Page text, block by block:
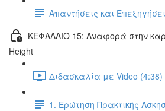
Απαντήσεις και
ΚΕΦΑΛΑΙΟ 15: Αναφορά στην
Height
Διδασκαλία με Video (4:38)
1. Ερώτηση Πρακτικής